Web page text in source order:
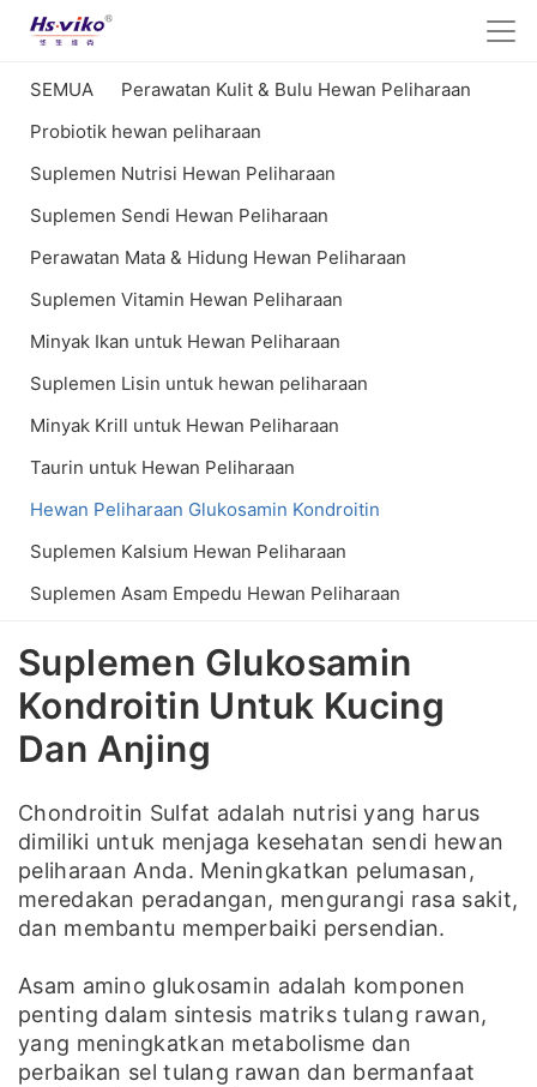
SEMUA
Perawatan Kulit & Bulu Hewan Peliharaan
Probiotik hewan peliharaan
Suplemen Nutrisi Hewan Peliharaan
Suplemen Sendi Hewan Peliharaan
Perawatan Mata & Hidung Hewan Peliharaan
Suplemen Vitamin Hewan Peliharaan
Minyak Ikan untuk Hewan Peliharaan
Suplemen Lisin untuk hewan peliharaan
Minyak Krill untuk Hewan Peliharaan
Taurin untuk Hewan Peliharaan
Hewan Peliharaan Glukosamin Kondroitin
Suplemen Kalsium Hewan Peliharaan
Suplemen Asam Empedu Hewan Peliharaan
Suplemen Glukosamin
Kondroitin Untuk Kucing
Dan Anjing
Chondroitin Sulfat adalah nutrisi yang harus
dimiliki untuk menjaga kesehatan sendi hewan
peliharaan Anda. Meningkatkan pelumasan,
meredakan peradangan, mengurangi rasa sakit,
dan membantu memperbaiki persendian.
Asam amino glukosamin adalah komponen
penting dalam sintesis matriks tulang rawan,
yang meningkatkan metabolisme dan
perbaikan sel tulang rawan dan bermanfaat